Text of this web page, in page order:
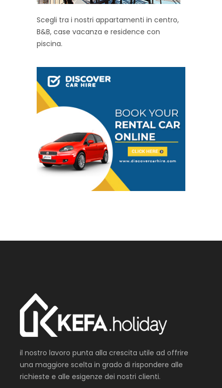
Scegli tra i nostri appartamenti in centro,
B&B, case vacanza e residence con
piscina.
il nostro lavoro punta alla crescita utile ad offrire
una maggiore scelta in grado di rispondere alle
richieste e alle esigenze dei nostri clienti.